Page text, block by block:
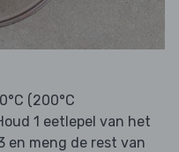
(200°C
1 eetlepel van het
en meng de rest van